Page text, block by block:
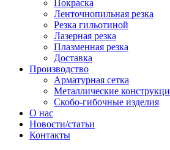
Покраска
Ленточнопильная резка
Резка гильотиной
Лазерная резка
Плазменная резка
Доставка
Производство
Арматурная сетка
Металлические
Скобо-гибочные изделия
О нас
Новости/статьи
Контакты